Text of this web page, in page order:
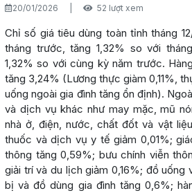
20/01/2026 52 lượt xem
Chỉ số giá tiêu dùng toàn tỉnh tháng
tháng trước, tăng 1,32% so với
1,32% so với cùng kỳ năm trước.
tăng 3,24% (Lương thực giàm 0,11%,
uống ngoài gia đình tăng ổn định).
và dịch vụ khác như may mặc, mũ
nhà ở, điện, nước, chất đốt và vật
thuốc và dịch vụ y tế giảm 0,01%;
thông tăng 0,59%; bưu chính viễn
giải trí và du lịch giảm 0,16%; đồ uống
bị và đồ dùng gia đình tăng 0,6%;